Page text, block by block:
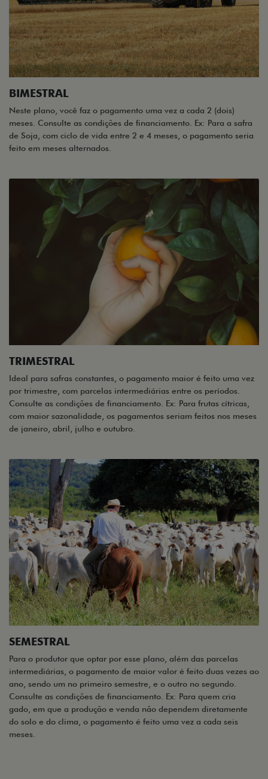
BIMESTRAL
Neste plano, você faz o pagamento uma vez a cada 2 (dois)
meses. Consulte as condições de financiamento. Ex: Para a safra
de Soja, com ciclo de vida entre 2 e 4 meses, o pagamento seria
feito em meses alternados.
TRIMESTRAL
Ideal para safras constantes, o pagamento maior é feito uma vez
por trimestre, com parcelas intermediárias entre os períodos.
Consulte as condições de financiamento. Ex: Para frutas cítricas,
com maior sazonalidade, os pagamentos seriam feitos nos meses
de janeiro, abril, julho e outubro.
SEMESTRAL
Para o produtor que optar por esse plano, além das parcelas
intermediárias, o pagamento de maior valor é feito duas vezes ao
ano, sendo um no primeiro semestre, e o outro no segundo.
Consulte as condições de financiamento. Ex: Para quem cria
gado, em que a produção e venda não dependem diretamente
do solo e do clima, o pagamento é feito uma vez a cada seis
meses.